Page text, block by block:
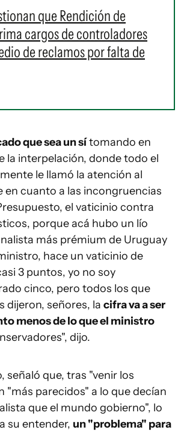
que Rendición de
cargos de controladores
de reclamos por falta de
que sea un sítomando en
la interpelación, donde todo el
le llamó la atención al
en cuanto a las incongruencias
el vaticinio contra
porque acá hubo un lío
más prémium de Uruguay
hace un vaticinio de
3 puntos, yo no soy
cinco, pero todos los que
dijeron, señores, la cifra va a ser
menos de lo que el ministro
dijo.
señaló que, tras "venir los
"más parecidos" a lo que decían
que el mundo gobierno", lo
su entender, un "problema" para